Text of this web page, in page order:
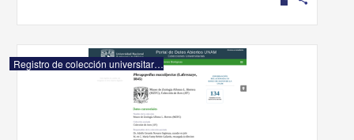
Registro de colección universitaria